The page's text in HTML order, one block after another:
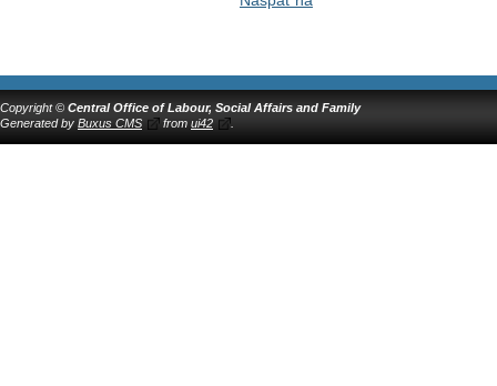
Copyright © Central Office of Labour, Social Affairs and Family
Generated by Buxus CMS from ui42